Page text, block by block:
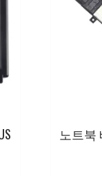
노트북